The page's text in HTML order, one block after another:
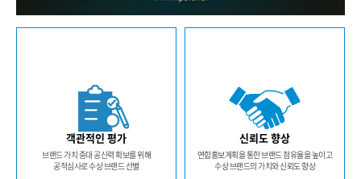
객관적인 평가
브랜드 가치 증대 공신력 확보를 위해
공적심사로 수상 브랜드 선별
신뢰도 향상
연합홍보계획을 통한 브랜드 점유율을 높이고
수상 브랜드의 가치와 신뢰도 향상